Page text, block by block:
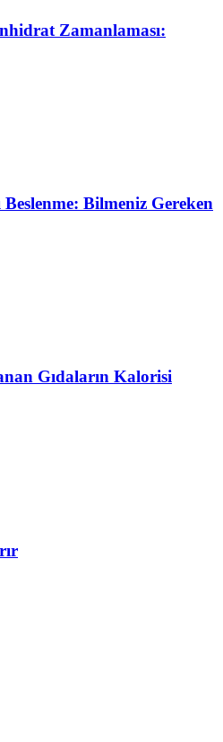
Zamanlaması:
Bilmeniz Gereken
Gıdaların Kalorisi